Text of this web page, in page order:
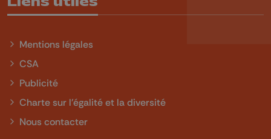
Mentions légales
CSA
Publicité
Charte sur l'égalité et la diversité
Nous contacter